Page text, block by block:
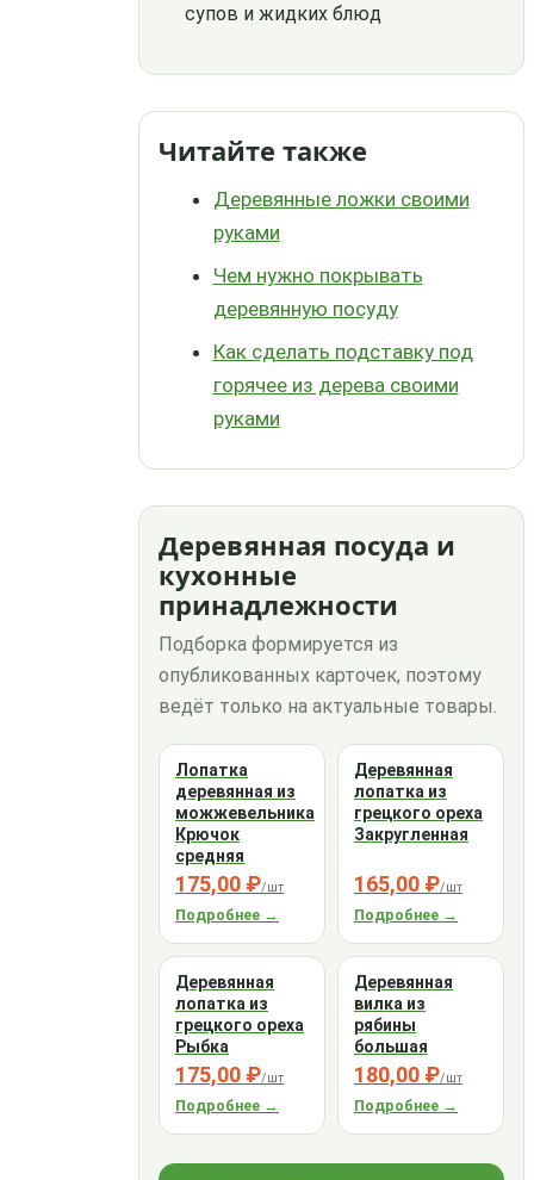
супов и жидких блюд
Читайте также
Деревянные ложки своими
руками
Чем нужно покрывать
деревянную посуду
Как сделать подставку под
горячее из дерева своими
руками
Деревянная посуда и
кухонные
принадлежности
Подборка формируется из
опубликованных карточек, поэтому
ведёт только на актуальные товары.
Лопатка
деревянная из
можжевельника
Крючок
средняя
175,00 ₽/шт
Подробнее →
Деревянная
лопатка из
грецкого ореха
Закругленная
165,00 ₽/шт
Подробнее →
Деревянная
лопатка из
грецкого ореха
Рыбка
175,00 ₽/шт
Подробнее →
Деревянная
вилка из
рябины
большая
180,00 ₽/шт
Подробнее →